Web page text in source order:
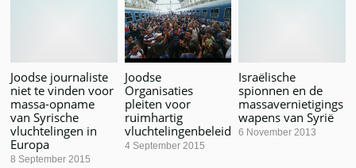
Joodse journaliste
niet te vinden voor
massa-opname
van Syrische
vluchtelingen in
Europa
8 September 2015
Joodse
Organisaties
pleiten voor
ruimhartig
vluchtelingenbeleid
4 September 2015
Israëlische
spionnen en de
massavernietigings
wapens van Syrië
6 November 2013